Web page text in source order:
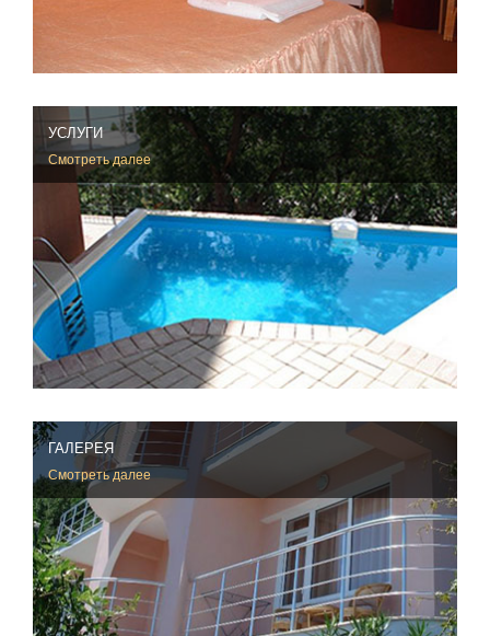
УСЛУГИ
Смотреть далее
ГАЛЕРЕЯ
Смотреть далее